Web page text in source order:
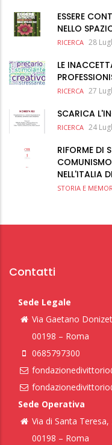
ESSERE
NELLO
RICERCA 28
LE
RICERCA 27
SCARICA
RICERCA 24
RIFORME DI
NELL'ITALIA
STORIA E
Contatti
Sede Legale
Via Gaetano
00198 – Roma
0685797300
Sede Operativa
Via di Santa Teresa,
00198 – Roma